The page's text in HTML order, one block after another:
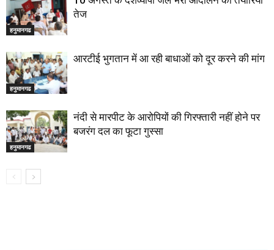
हनुमानगढ
तेज
हनुमानगढ
आरटीई भुगतान में आ रही बाधाओं को दूर करने की मांग
हनुमानगढ
नंदी से मारपीट के आरोपियों की गिरफ्तारी नहीं होने पर
बजरंग दल का फूटा गुस्सा